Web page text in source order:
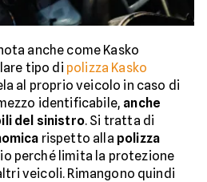
anche come Kasko
tipo di polizza Kasko
al proprio veicolo in caso di
identificabile, anche
del sinistro. Si tratta di
rispetto alla polizza
perché limita la protezione
veicoli. Rimangono quindi